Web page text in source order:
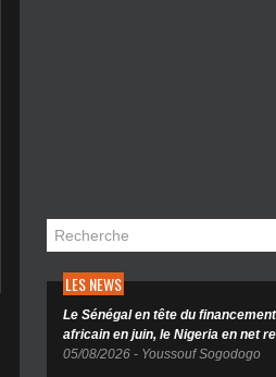
LES NEWS
Le Sénégal en tête du
africain en juin, le Nigeria en net
05/08/2026 - Youssouf Sogodogo